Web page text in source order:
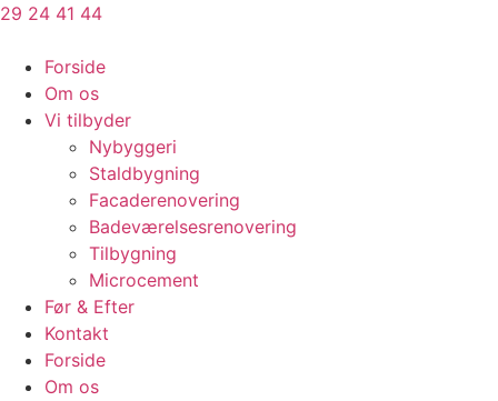
Videre
indhold
29 24 41 44
Forside
Om os
Vi tilbyder
Nybyggeri
Staldbygning​
Facaderenovering
Badeværelsesrenovering
Tilbygning
Microcement
Før & Efter
Kontakt
Forside
Om os